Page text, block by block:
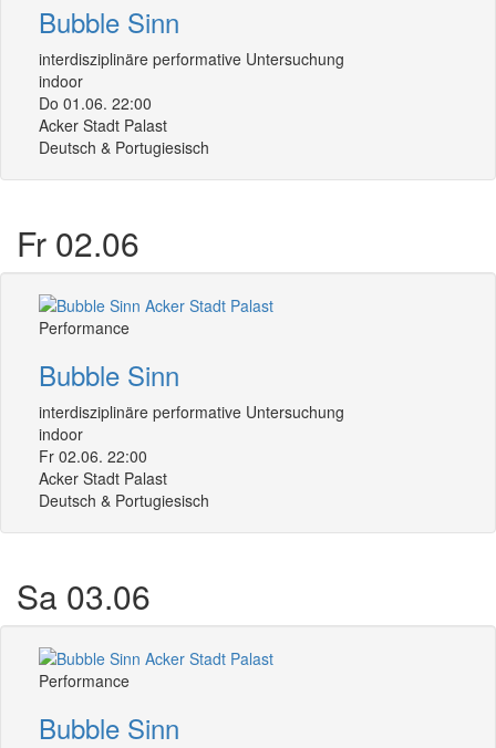
Bubble Sinn
interdisziplinäre performative Untersuchung
indoor
Do 01.06. 22:00
Acker Stadt Palast
Deutsch & Portugiesisch
Fr 02.06
Performance
Bubble Sinn
interdisziplinäre performative Untersuchung
indoor
Fr 02.06. 22:00
Acker Stadt Palast
Deutsch & Portugiesisch
Sa 03.06
Performance
Bubble Sinn